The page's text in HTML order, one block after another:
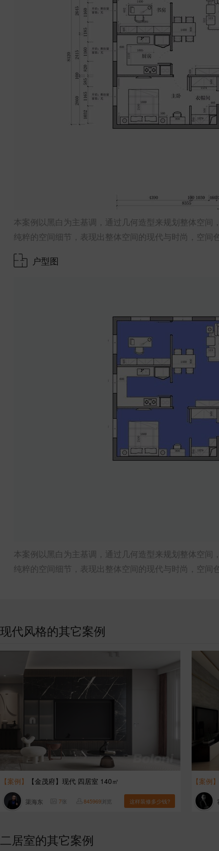
本案例以黑白为主基调，通过几何造型来规划整体空
纯粹的空间细节，表现出整体空间的现代与时尚，空间
户型图
本案例以黑白为主基调，通过几何造型来规划整体空
纯粹的空间细节，表现出整体空间的现代与时尚，空间
现代风格的其它案例
【案例】 【金茂府】现代 四居室 140㎡
渠海东 7张 845969浏览 这样装修多少钱?
【案例】
二居室的其它案例